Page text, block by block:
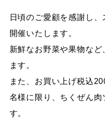
日頃のご愛顧を感謝し
開催いたします。
新鮮なお野菜や果物な
ます。
また、お買い上げ税込
名様に限り、ちくぜん肉
す。